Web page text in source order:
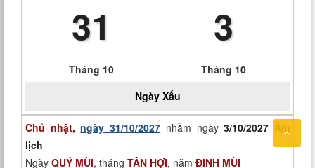
31
Tháng 10
3
Tháng 10
Ngày Xấu
Chủ nhật,ngày 31/10/2027 nhằm ngày3/10/2027 Âm
lịch
Ngày QUÝ MÙI, tháng TÂN HỢI, năm ĐINH MÙI